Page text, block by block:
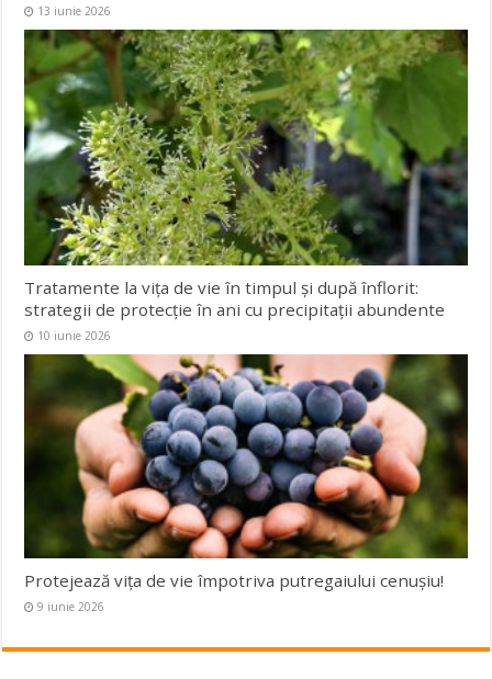
13 iunie 2026
Tratamente la vița de vie în timpul și după înflorit:
strategii de protecție în ani cu precipitații abundente
10 iunie 2026
Protejează viţa de vie împotriva putregaiului cenuşiu!
9 iunie 2026